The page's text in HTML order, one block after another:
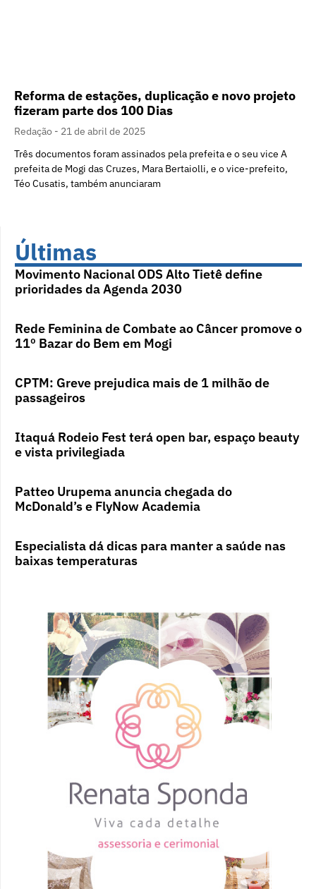
Reforma de estações, duplicação e novo projeto
fizeram parte dos 100 Dias
Redação
21 de abril de 2025
Três documentos foram assinados pela prefeita e o seu vice A
prefeita de Mogi das Cruzes, Mara Bertaiolli, e o vice-prefeito,
Téo Cusatis, também anunciaram
Últimas
Movimento Nacional ODS Alto Tietê define
prioridades da Agenda 2030
Rede Feminina de Combate ao Câncer promove o
11º Bazar do Bem em Mogi
CPTM: Greve prejudica mais de 1 milhão de
passageiros
Itaquá Rodeio Fest terá open bar, espaço beauty
e vista privilegiada
Patteo Urupema anuncia chegada do
McDonald’s e FlyNow Academia
Especialista dá dicas para manter a saúde nas
baixas temperaturas